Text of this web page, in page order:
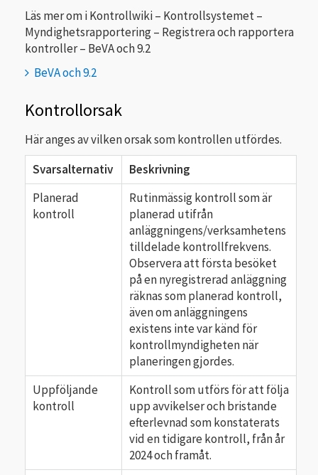
Läs mer om i Kontrollwiki – Kontrollsystemet –
Myndighetsrapportering – Registrera och rapportera
kontroller – BeVA och 9.2
BeVA och 9.2
Kontrollorsak
Här anges av vilken orsak som kontrollen utfördes.
Svarsalternativ
Beskrivning
Planerad
kontroll
Rutinmässig kontroll som är
planerad utifrån
anläggningens/verksamhetens
tilldelade kontrollfrekvens.
Observera att första besöket
på en nyregistrerad anläggning
räknas som planerad kontroll,
även om anläggningens
existens inte var känd för
kontrollmyndigheten när
planeringen gjordes.
Uppföljande
kontroll
Kontroll som utförs för att följa
upp avvikelser och bristande
efterlevnad som konstaterats
vid en tidigare kontroll, från år
2024 och framåt.